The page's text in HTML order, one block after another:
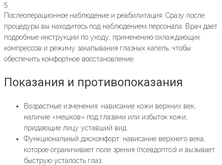
5
Послеоперационное наблюдение и реабилитация: Сразу после
процедуры вы находитесь под наблюдением персонала. Врач дает
подробные инструкции по уходу, применению охлаждающих
компрессов и режиму закапывания глазных капель, чтобы
обеспечить комфортное восстановление.
Показания и противопоказания
Возрастные изменения: нависание кожи верхних век,
наличие «мешков» под глазами или избыток кожи,
придающие лицу уставший вид.
Функциональный дискомфорт: нависание верхнего века,
которое ограничивает поле зрения (псевдоптоз) и вызывает
быструю усталость глаз.